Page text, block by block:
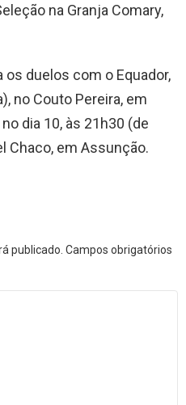
na Granja Comary,
duelos com o Equador,
no Couto Pereira, em
dia 10, às 21h30 (de
Chaco, em Assunção.
publicado. Campos obrigatórios